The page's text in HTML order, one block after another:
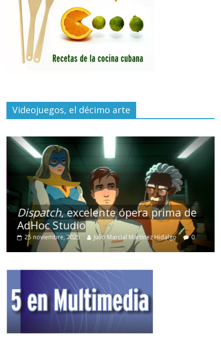
Videojuegos, el décimo arte
Dispatch, excelente ópera prima de
AdHoc Studio
25 noviembre, 2025 Julio Marcial Martínez Hidalgo 0